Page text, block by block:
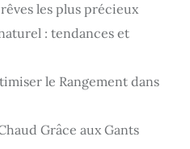
les plus précieux
: tendances et
le Rangement dans
Grâce aux Gants